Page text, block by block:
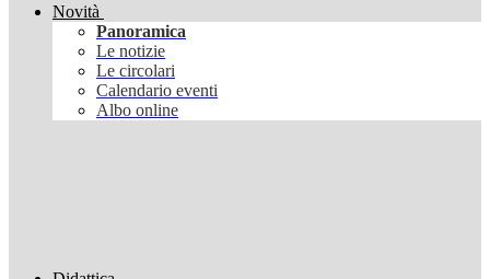
Novità
Panoramica
Le notizie
Le circolari
Calendario eventi
Albo online